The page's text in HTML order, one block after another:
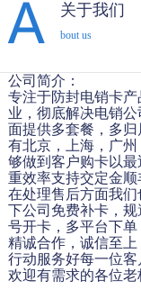
关于我们
bout us
公司简介：
专注于防封电销卡
业，彻底解决电销
面提供多套餐，多
有北京，上海，广
够做到客户购卡以
重效率支持交定金顺
在处理售后方面我
下公司免费补卡，
号开卡，多平台下单
精诚合作，诚信至
行动服务好每一位客
欢迎有需求的各位